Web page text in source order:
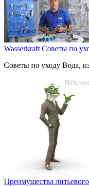
Wasserkraft Советы по
Советы по уходу Вода,
Преимущества